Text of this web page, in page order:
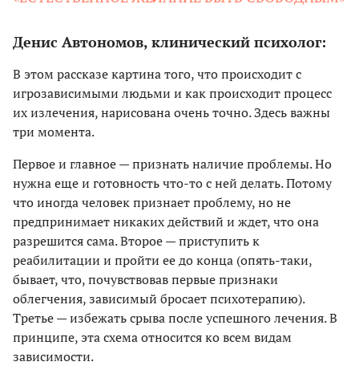
Денис Автономов, клинический психолог:
В этом рассказе картина того, что происходит с
игрозависимыми людьми и как происходит процесс
их излечения, нарисована очень точно. Здесь важны
три момента.
Первое и главное — признать наличие проблемы. Но
нужна еще и готовность что-то с ней делать. Потому
что иногда человек признает проблему, но не
предпринимает никаких действий и ждет, что она
разрешится сама. Второе — приступить к
реабилитации и пройти ее до конца (опять-таки,
бывает, что, почувствовав первые признаки
облегчения, зависимый бросает психотерапию).
Третье — избежать срыва после успешного лечения. В
принципе, эта схема относится ко всем видам
зависимости.